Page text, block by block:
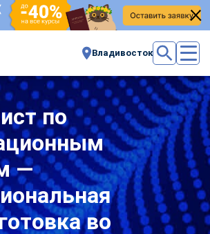
Владивосток
по
—
во